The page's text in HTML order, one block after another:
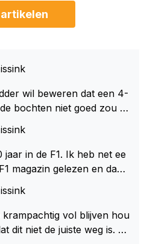
wil beweren dat een 4-
bochten niet goed zou n
jaar in de F1. Ik heb net ee
magazin gelezen en daari
antwoord:" dan moet er e
dat mee doet voor over
Die standaard mo
vol blijven hou
dit niet de juiste weg is. W